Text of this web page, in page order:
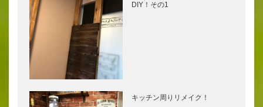
DIY！その1
キッチン周りリメイク！